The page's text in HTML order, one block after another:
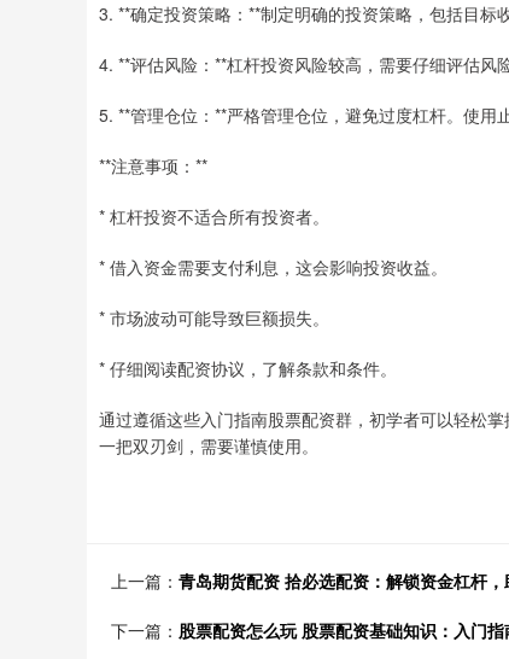
3. **确定投资策略：**制定明确的投资策略，包括目标
4. **评估风险：**杠杆投资风险较高，需要仔细评估风
5. **管理仓位：**严格管理仓位，避免过度杠杆。使用
**注意事项：**
* 杠杆投资不适合所有投资者。
* 借入资金需要支付利息，这会影响投资收益。
* 市场波动可能导致巨额损失。
* 仔细阅读配资协议，了解条款和条件。
通过遵循这些入门指南股票配资群，初学者可以轻松
一把双刃剑，需要谨慎使用。
上一篇： 青岛期货配资 拾必选配资：解锁资金杠杆
下一篇： 股票配资怎么玩 股票配资基础知识：入门